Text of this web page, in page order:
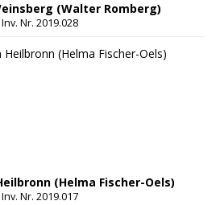
(Walter Romberg)
Inv. Nr. 2019.028
(Helma Fischer-Oels)
Inv. Nr. 2019.017